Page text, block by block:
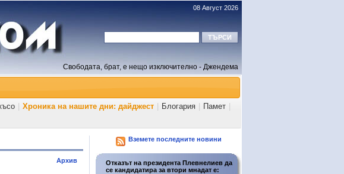
08 Август 2026
Свободата, брат, е нещо изключително - Джендема
Хроника на нашите дни: дайджест Блогария Памет
Архив
Вземете последните новини
Отказът на президента Плевнелиев да
се кандидатира за втори мнадат е: